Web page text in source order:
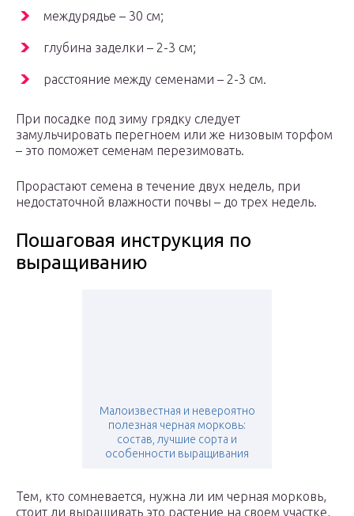
междурядье – 30 см;
глубина заделки – 2-3 см;
расстояние между семенами – 2-3 см.
При посадке под зиму грядку следует
замульчировать перегноем или же низовым торфом
– это поможет семенам перезимовать.
Прорастают семена в течение двух недель, при
недостаточной влажности почвы – до трех недель.
Пошаговая инструкция по
выращиванию
Малоизвестная и невероятно
полезная черная морковь:
состав, лучшие сорта и
особенности выращивания
Тем, кто сомневается, нужна ли им черная морковь,
стоит ли выращивать это растение на своем участке,